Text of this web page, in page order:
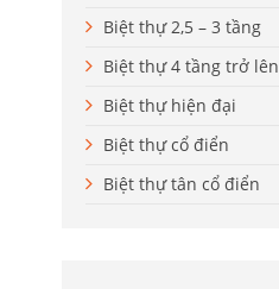
Biệt thự 2,5 – 3 tầng
Biệt thự 4 tầng trở lên
Biệt thự hiện đại
Biệt thự cổ điển
Biệt thự tân cổ điển